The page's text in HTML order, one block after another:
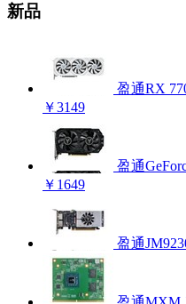
新品
盈通RX
￥3149
盈通
￥1649
盈通